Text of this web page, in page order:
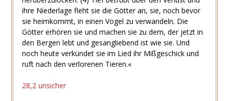
ihre Niederlage fleht sie die Götter an, sie, noch bevor
sie heimkommt, in einen Vogel zu verwandeln. Die
Götter erhören sie und machen sie zu dem, der jetzt in
den Bergen lebt und gesangliebend ist wie sie. Und
noch heute verkündet sie im Lied ihr Mißgeschick und
ruft nach den verlorenen Tieren.«
28,2 unsicher